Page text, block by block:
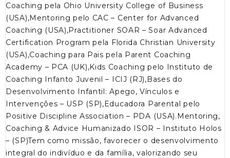
Coaching pela Ohio University College of Business
(USA),Mentoring pelo CAC – Center for Advanced
Coaching (USA),Practitioner SOAR – Soar Advanced
Certification Program pela Florida Christian University
(USA),Coaching para Pais pela Parent Coaching
Academy – PCA (UK),Kids Coaching pelo Instituto de
Coaching Infanto Juvenil – ICIJ (RJ),Bases do
Desenvolvimento Infantil: Apego, Vínculos e
Intervenções – USP (SP),Educadora Parental pelo
Positive Discipline Association – PDA (USA).Mentoring,
Coaching & Advice Humanizado ISOR – Instituto Holos
– (SP)Tem como missão, favorecer o desenvolvimento
integral do indivíduo e da família, valorizando seu